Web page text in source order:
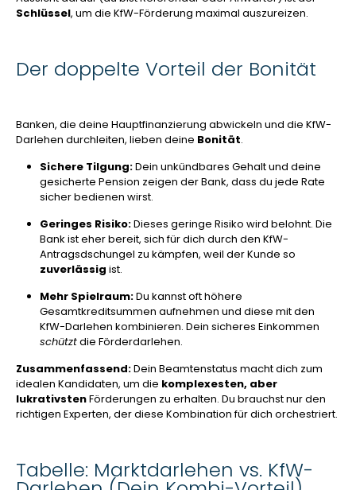
Schlüssel, um die KfW-Förderung maximal auszureizen.
Der doppelte Vorteil der Bonität
Banken, die deine Hauptfinanzierung abwickeln und die KfW-
Darlehen durchleiten, lieben deine Bonität.
Sichere Tilgung:Dein unkündbares Gehalt und deine
gesicherte Pension zeigen der Bank, dass du jede Rate
sicher bedienen wirst.
Geringes Risiko:Dieses geringe Risiko wird belohnt. Die
Bank ist eher bereit, sich für dich durch den KfW-
Antragsdschungel zu kämpfen, weil der Kunde so
zuverlässig ist.
Mehr Spielraum:Du kannst oft höhere
Gesamtkreditsummen aufnehmen und diese mit den
KfW-Darlehen kombinieren. Dein sicheres Einkommen
schütztdie Förderdarlehen.
Zusammenfassend:Dein Beamtenstatus macht dich zum
idealen Kandidaten, um die komplexesten, aber
lukrativstenFörderungen zu erhalten. Du brauchst nur den
richtigen Experten, der diese Kombination für dich orchestriert.
Tabelle: Marktdarlehen vs. KfW-